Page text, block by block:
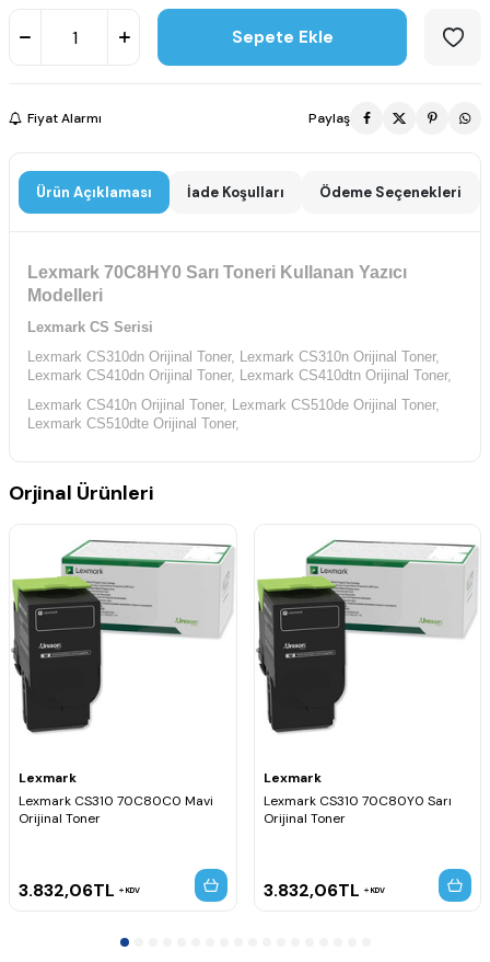
Sepete Ekle
Fiyat Alarmı Paylaş
Ürün Açıklaması İade Koşulları Ödeme Seçenekleri
Lexmark 70C8HY0 Sarı Toneri Kullanan Yazıcı
Modelleri
Lexmark CS Serisi
Lexmark CS310dn Orijinal Toner, Lexmark CS310n Orijinal Toner,
Lexmark CS410dn Orijinal Toner, Lexmark CS410dtn Orijinal Toner,
Lexmark CS410n Orijinal Toner, Lexmark CS510de Orijinal Toner,
Lexmark CS510dte Orijinal Toner,
Orjinal Ürünleri
Lexmark
Lexmark CS310 70C80C0 Mavi
Orijinal Toner
3.832,06TL KDV
Lexmark
Lexmark CS310 70C80Y0 Sarı
Orijinal Toner
3.832,06TL KDV